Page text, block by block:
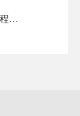
武汉雪湃（SNOWPAWS）官方商城小程序开发